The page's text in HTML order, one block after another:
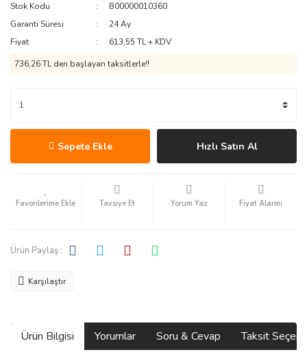
Stok Kodu
B00000010360
Garanti Süresi
24 Ay
Fiyat
613,55 TL + KDV
736,26 TL den başlayan taksitlerle!!
Sepete Ekle Hızlı Satın Al
Tavsiye Et Yorum Yaz Fiyat Alarmı
Ürün Paylaş :
Karşılaştır
Ürün Bilgisi Yorumlar Soru & Cevap Taksit